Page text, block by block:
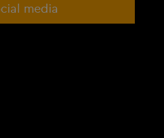
media